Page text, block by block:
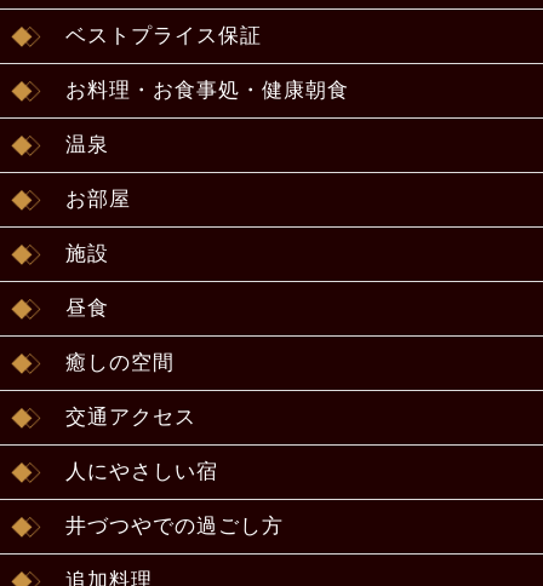
ベストプライス保証
お料理・お食事処・健康朝食
温泉
お部屋
施設
昼食
癒しの空間
交通アクセス
人にやさしい宿
井づつやでの過ごし方
追加料理